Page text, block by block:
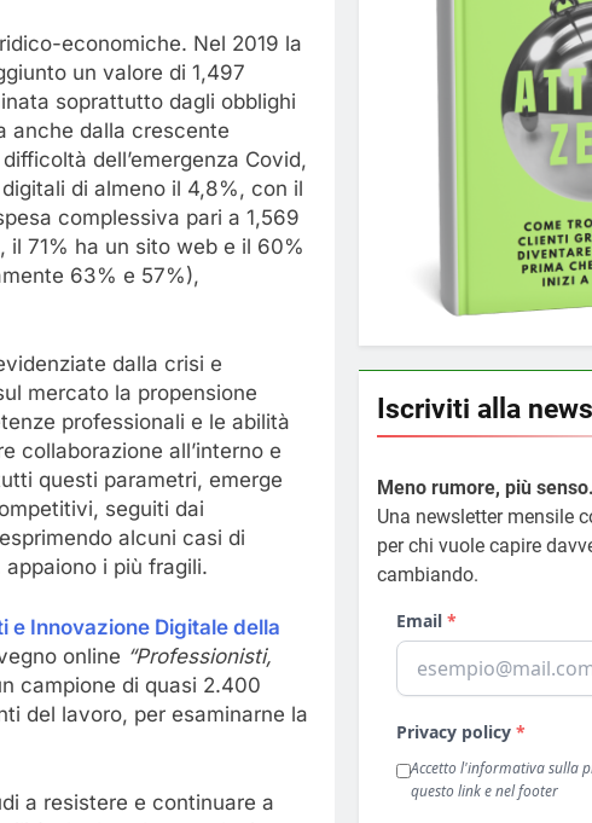
economiche. Nel 2019 la
un valore di 1,497
soprattutto dagli obblighi
anche dalla crescente
dell’emergenza Covid,
di almeno il 4,8%, con il
complessiva pari a 1,569
il 71% ha un sito web e il 60%
63% e 57%),
dalla crisi e
mercato la propensione
professionali e le abilità
collaborazione all’interno e
questi parametri, emerge
seguiti dai
alcuni casi di
i più fragili.
e Innovazione Digitale della
online “Professionisti,
campione di quasi 2.400
del lavoro, per esaminarne la
a resistere e continuare a
Iscriviti alla
Meno rumore, più senso.
Una newsletter mensile
per chi vuole capire
cambiando.